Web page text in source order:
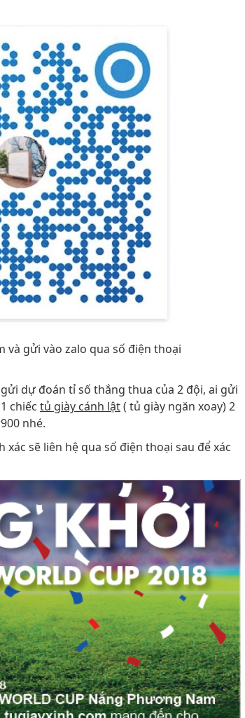
và gửi vào zalo qua số điện thoại
dự đoán tỉ số thắng thua của 2 đội, ai gửi
chiếc tủ giày cánh lật( tủ giày ngăn xoay) 2
nhé.
sẽ liên hệ qua số điện thoại sau để xác